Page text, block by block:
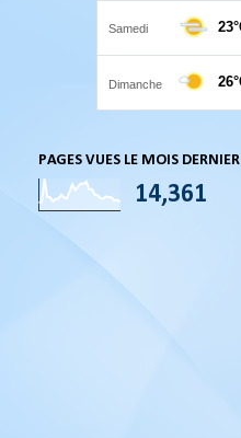
PAGES VUES LE MOIS DERNIER
14,361